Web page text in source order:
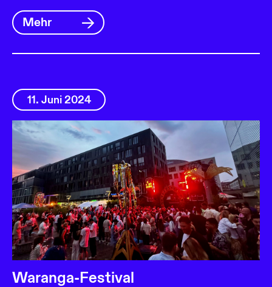
Mehr
11. Juni 2024
Waranga-Festival